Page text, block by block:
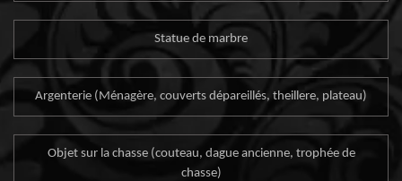
Statue de marbre
Argenterie (Ménagère, couverts dépareillés, theillere, plateau)
Objet sur la chasse (couteau, dague ancienne, trophée de
chasse)